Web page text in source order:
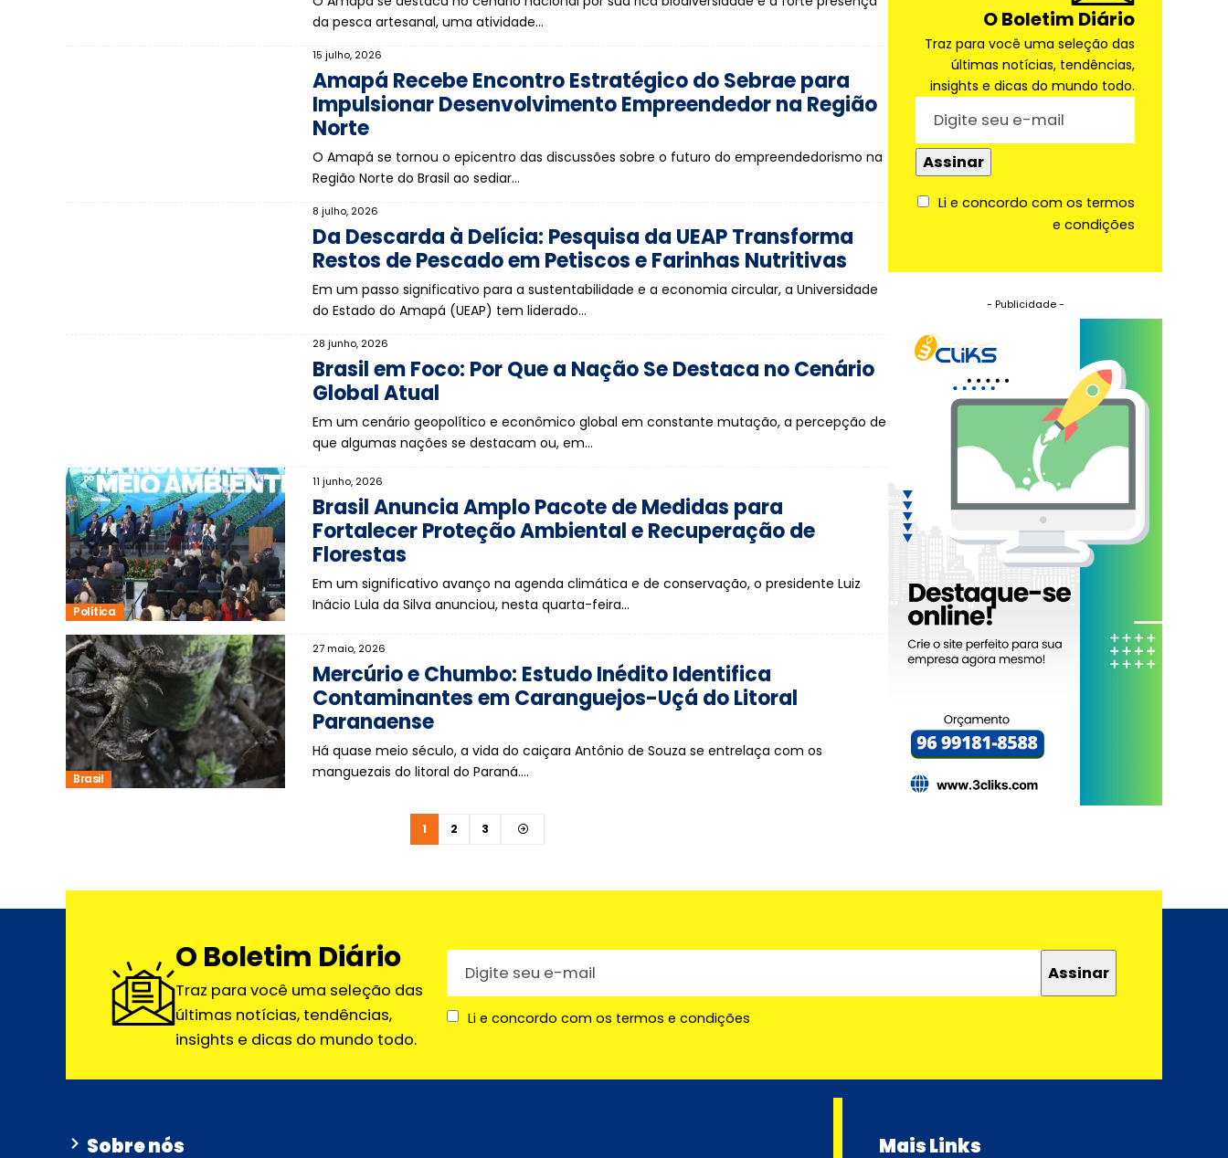
da pesca artesanal, uma atividade…
15 julho, 2026
Amapá Recebe Encontro Estratégico do Sebrae para
Impulsionar Desenvolvimento Empreendedor na Região
Norte
O Amapá se tornou o epicentro das discussões sobre o futuro do empreendedorismo na
Região Norte do Brasil ao sediar…
8 julho, 2026
Da Descarda à Delícia: Pesquisa da UEAP Transforma
Restos de Pescado em Petiscos e Farinhas Nutritivas
Em um passo significativo para a sustentabilidade e a economia circular, a Universidade
do Estado do Amapá (UEAP) tem liderado…
28 junho, 2026
Brasil em Foco: Por Que a Nação Se Destaca no Cenário
Global Atual
Em um cenário geopolítico e econômico global em constante mutação, a percepção de
que algumas nações se destacam ou, em…
Política
11 junho, 2026
Brasil Anuncia Amplo Pacote de Medidas para
Fortalecer Proteção Ambiental e Recuperação de
Florestas
Em um significativo avanço na agenda climática e de conservação, o presidente Luiz
Inácio Lula da Silva anunciou, nesta quarta-feira…
Brasil
27 maio, 2026
Mercúrio e Chumbo: Estudo Inédito Identifica
Contaminantes em Caranguejos-Uçá do Litoral
Paranaense
Há quase meio século, a vida do caiçara Antônio de Souza se entrelaça com os
manguezais do litoral do Paraná.…
1 2 3
O Boletim Diário
Traz para você uma seleção das
últimas notícias, tendências,
insights e dicas do mundo todo.
Li e concordo com os termos
e condições
- Publicidade -
O Boletim Diário
Traz para você uma seleção das
últimas notícias, tendências,
insights e dicas do mundo todo.
Li e concordo com os termos e condições
Sobre nós Mais Links